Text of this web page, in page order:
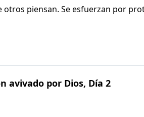
piensan. Se esfuerzan por
quebrantadas que se preocupan
en este episodio de Aviva
avivado por Dios, Día 2